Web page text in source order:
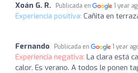
Xoán G. R. Publicada en 1 year
Experiencia positiva: Cañita en
Fernando Publicada en 1 year
Experiencia negativa: La clara está
calor. Es verano. A todos le ponen